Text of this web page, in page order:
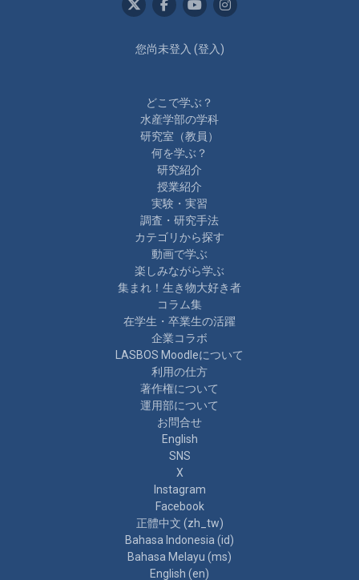
您尚未登入 (登入 )
どこで学ぶ？
水産学部の学科
研究室（教員）
何を学ぶ？
研究紹介
授業紹介
実験・実習
調査・研究手法
カテゴリから探す
動画で学ぶ
楽しみながら学ぶ
集まれ！生き物大好き者
コラム集
在学生・卒業生の活躍
企業コラボ
LASBOS Moodleについて
利用の仕方
著作権について
運用部について
お問合せ
English
SNS
X
Instagram
Facebook
正體中文 ‎(zh_tw)‎
Bahasa Indonesia ‎(id)‎
Bahasa Melayu ‎(ms)‎
English ‎(en)‎